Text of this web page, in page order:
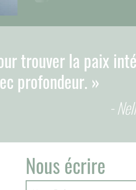
trouver la paix
profondeur. »
-
Nous écrire